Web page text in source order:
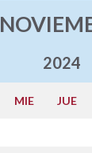
2024
MIE JUE